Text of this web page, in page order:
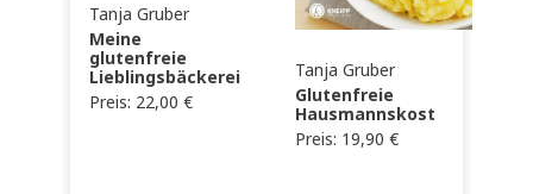
Tanja Gruber
Meine
glutenfreie
Lieblingsbäckerei
Preis: 22,00€
Tanja Gruber
Glutenfreie
Hausmannskost
Preis: 19,90€